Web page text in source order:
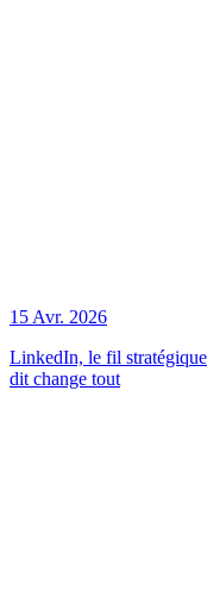
15 Avr. 2026
LinkedIn, le fil
dit change tout